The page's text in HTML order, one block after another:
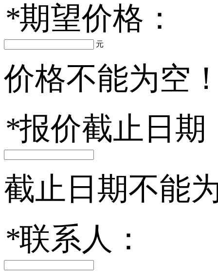
*期望价格：
元
价格不能为空
*报价截止日期
截止日期不能
*联系人：